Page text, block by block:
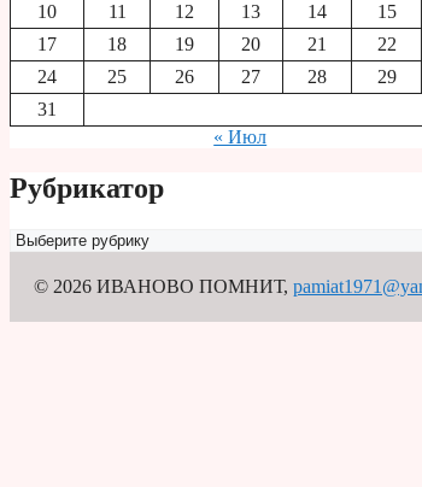
10
11 12 13 14 15
17
18 19 20 21 22
24
25 26 27 28 29
31
« Июл
Рубрикатор
Рубрикатор
© 2026 ИВАНОВО ПОМНИТ,